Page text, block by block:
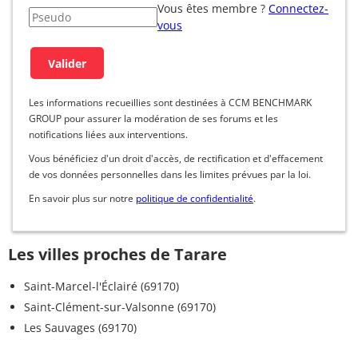
Vous êtes membre ? Connectez-
vous
Les informations recueillies sont destinées à CCM BENCHMARK
GROUP pour assurer la modération de ses forums et les
notifications liées aux interventions.
Vous bénéficiez d'un droit d'accès, de rectification et d'effacement
de vos données personnelles dans les limites prévues par la loi.
En savoir plus sur notre politique de confidentialité.
Les villes proches de Tarare
Saint-Marcel-l'Éclairé (69170)
Saint-Clément-sur-Valsonne (69170)
Les Sauvages (69170)